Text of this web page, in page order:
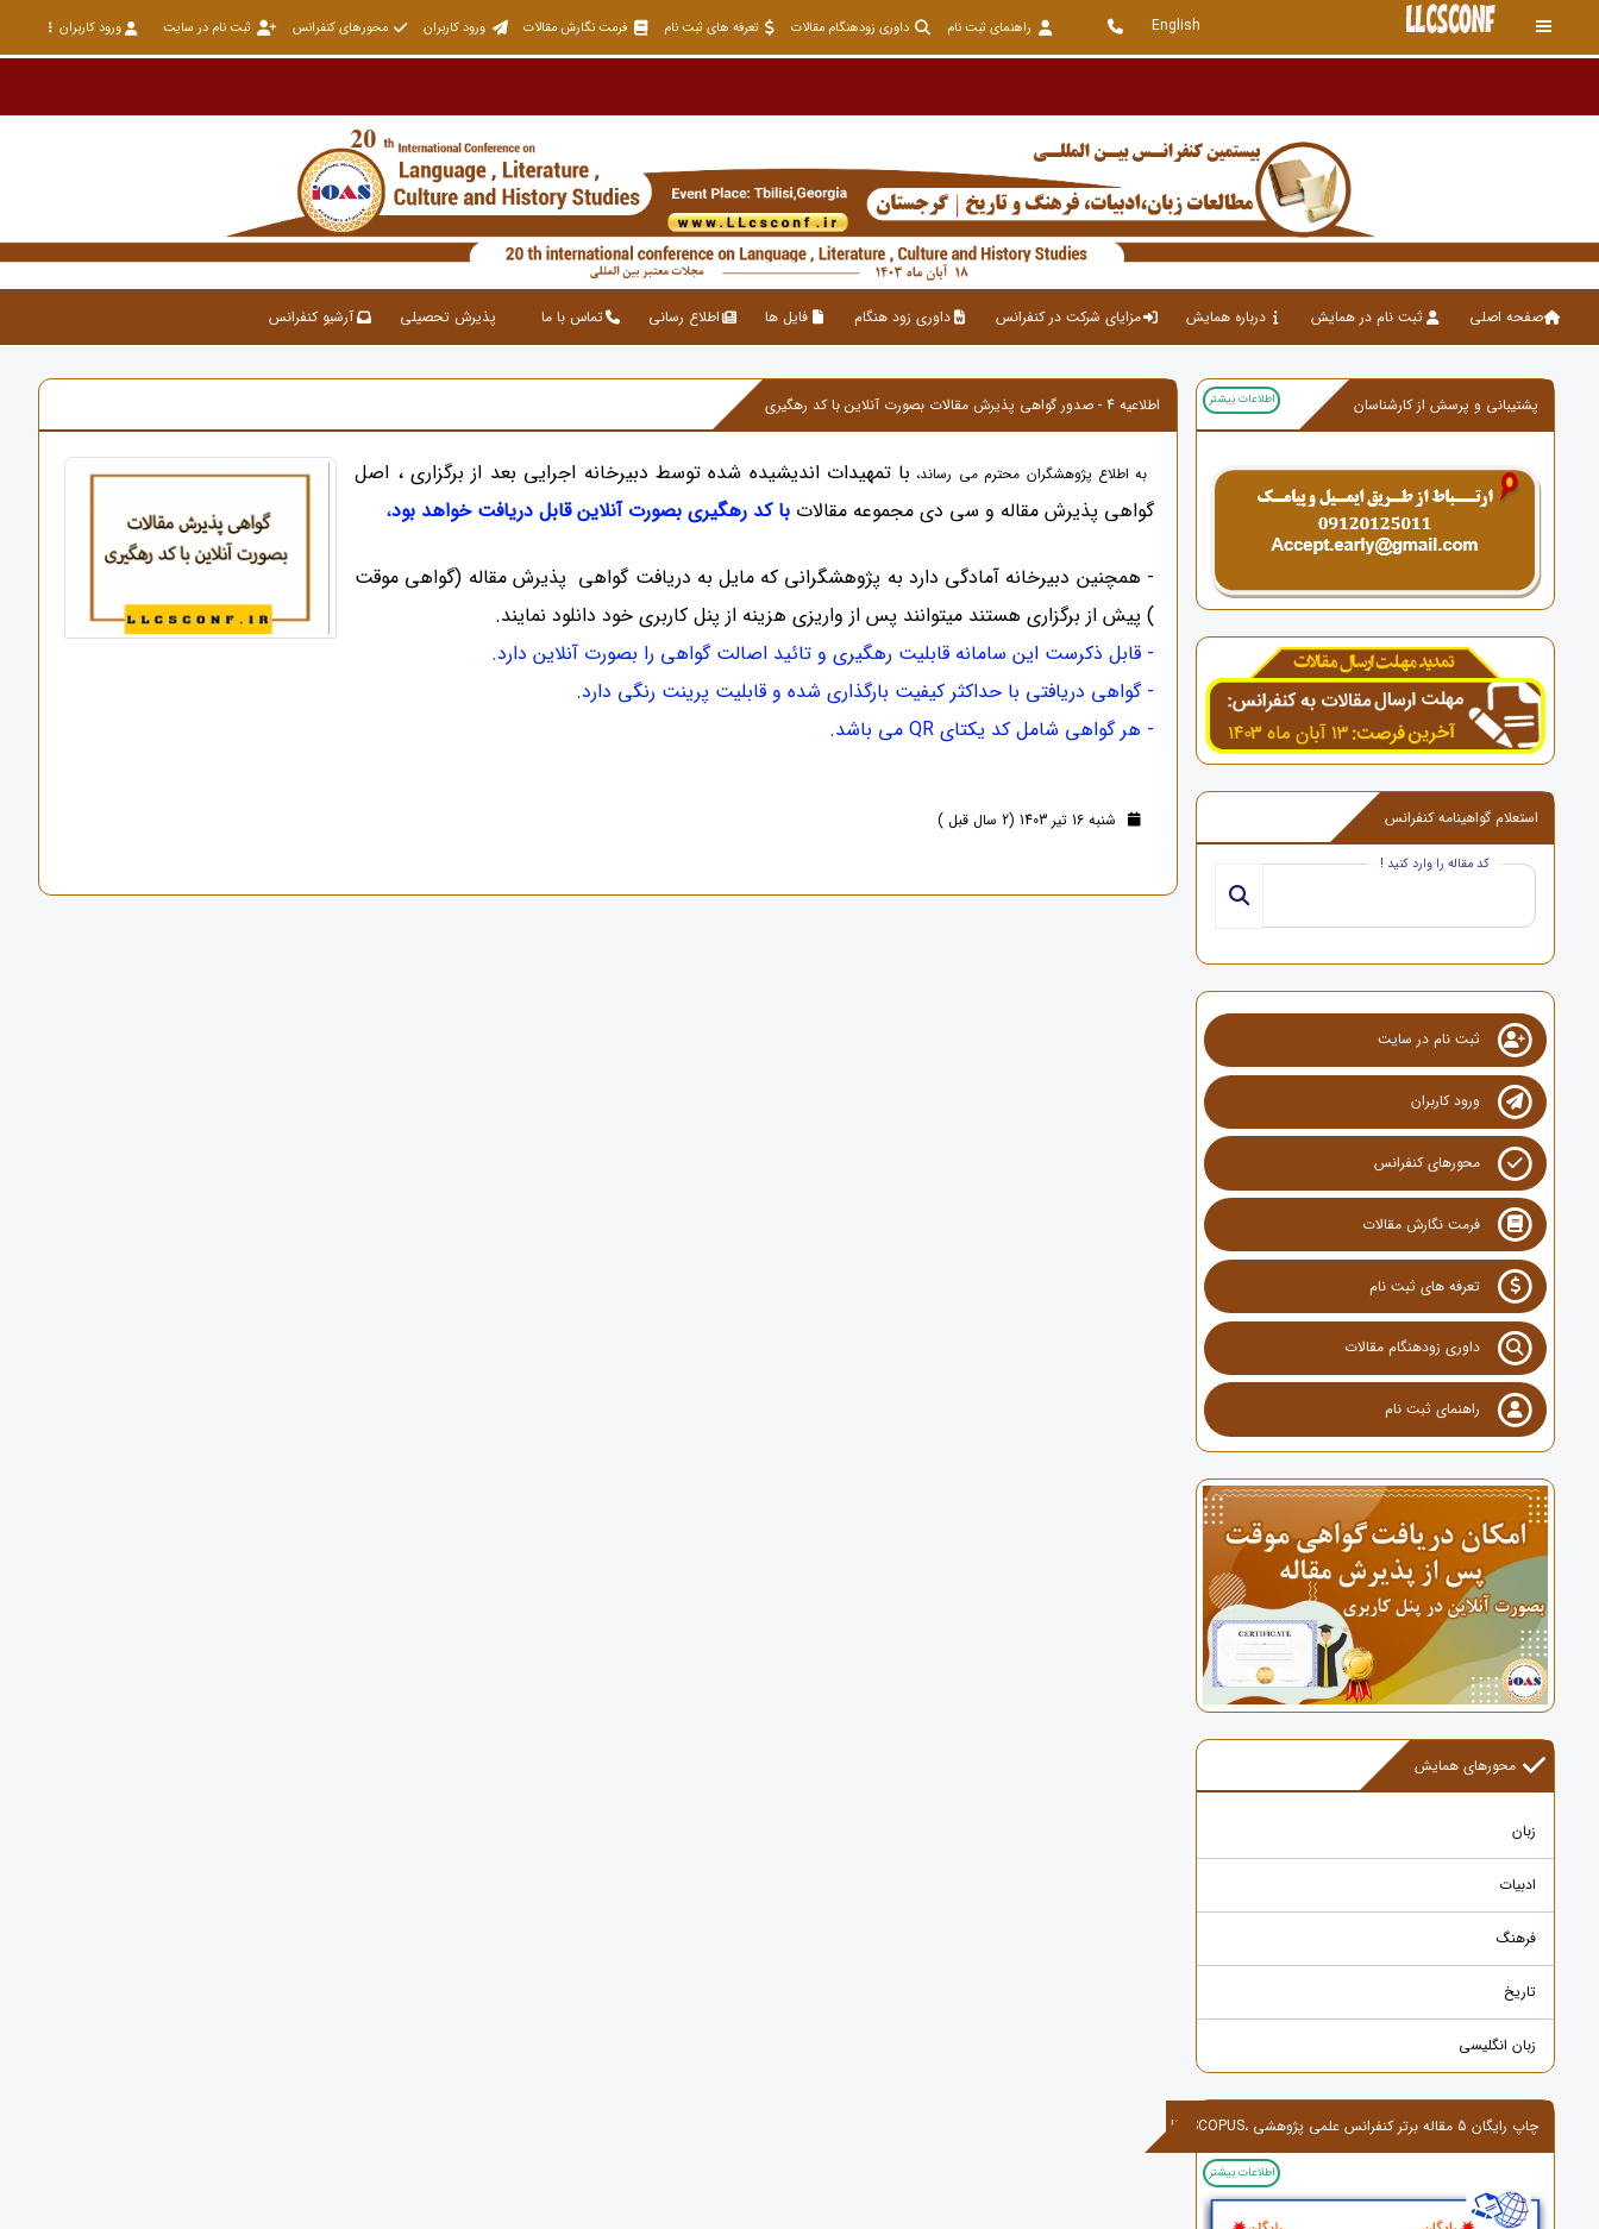
English راهنمای ثبت نام داوری زودهنگام مقالات تعرفه های ثبت نام فرمت نگارش مقالات ورود کاربران محورهای کنفرانس ثبت نام در سایت ورود کاربران
صفحه اصلی ثبت نام در همایش درباره همایش مزایای شرکت در کنفرانس داوری زود هنگام فایل ها اطلاع رسانی تماس با ما پذیرش تحصیلی آرشیو کنفرانس
پشتیبانی و پرسش از کارشناسان اطلاعات بیشتر
استعلام گواهینامه کنفرانس
کد مقاله را وارد کنید !
ثبت نام در سایت
ورود کاربران
محورهای کنفرانس
فرمت نگارش مقالات
تعرفه های ثبت نام
داوری زودهنگام مقالات
راهنمای ثبت نام
محورهای همایش
زبان
ادبیات
فرهنگ
تاریخ
زبان انگلیسی
چاپ رایگان 5 مقاله برتر کنفرانس علمی پژوهشی ،ISI,SCOPUS
اطلاعات بیشتر
اطلاعیه 4 - صدور گواهی پذیرش مقالات بصورت آنلاین با کد رهگیری
به اطلاع پژوهشگران محترم می رساند، با تمهیدات اندیشیده شده توسط دبیرخانه اجرایی بعد از برگزاری ، اصل
گواهی پذیرش مقاله و سی دی مجموعه مقالاتبا کد رهگیری بصورت آنلاین قابل دریافت خواهد بود،
- همچنین دبیرخانه آمادگی دارد به پژوهشگرانی که مایل به دریافت گواهی پذیرش مقاله (گواهی موقت
) پیش از برگزاری هستند میتوانند پس از واریزی هزینه از پنل کاربری خود دانلود نمایند.
- قابل ذکرست این سامانه قابلیت رهگیری و تائید اصالت گواهی را بصورت آنلاین دارد.
- گواهی دریافتی با حداکثر کیفیت بارگذاری شده و قابلیت پرینت رنگی دارد.
- هر گواهی شامل کد یکتای QR می باشد.
شنبه 16 تیر 1403 (2 سال قبل )